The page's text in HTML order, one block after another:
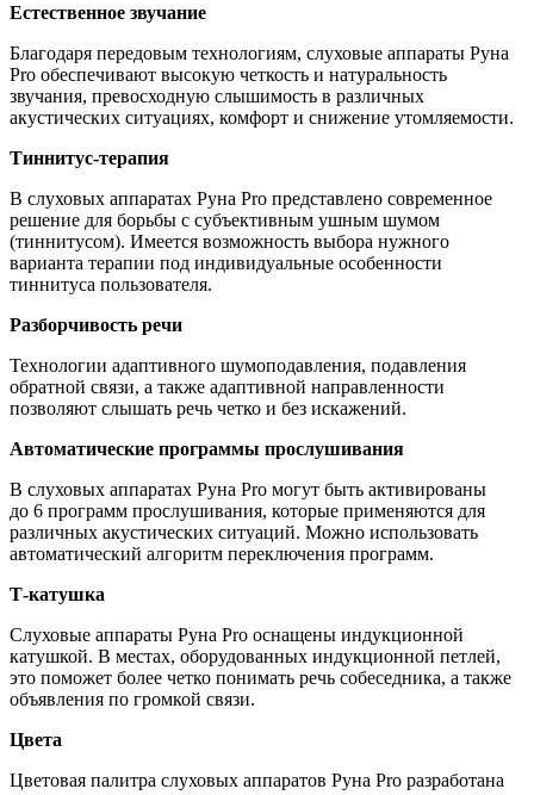
Естественное звучание
Благодаря передовым технологиям, слуховые аппараты Руна
Pro обеспечивают высокую четкость и натуральность
звучания, превосходную слышимость в различных
акустических ситуациях, комфорт и снижение утомляемости.
Тиннитус-терапия
В слуховых аппаратах Руна Pro представлено современное
решение для борьбы с субъективным ушным шумом
(тиннитусом). Имеется возможность выбора нужного
варианта терапии под индивидуальные особенности
тиннитуса пользователя.
Разборчивость речи
Технологии адаптивного шумоподавления, подавления
обратной связи, а также адаптивной направленности
позволяют слышать речь четко и без искажений.
Автоматические программы прослушивания
В слуховых аппаратах Руна Pro могут быть активированы
до 6 программ прослушивания, которые применяются для
различных акустических ситуаций. Можно использовать
автоматический алгоритм переключения программ.
Т-катушка
Слуховые аппараты Руна Pro оснащены индукционной
катушкой. В местах, оборудованных индукционной петлей,
это поможет более четко понимать речь собеседника, а также
объявления по громкой связи.
Цвета
Цветовая палитра слуховых аппаратов Руна Pro разработана